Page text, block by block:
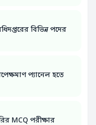
বিভিন্ন পদের
প্যানেল হতে
MCQ পরীক্ষার